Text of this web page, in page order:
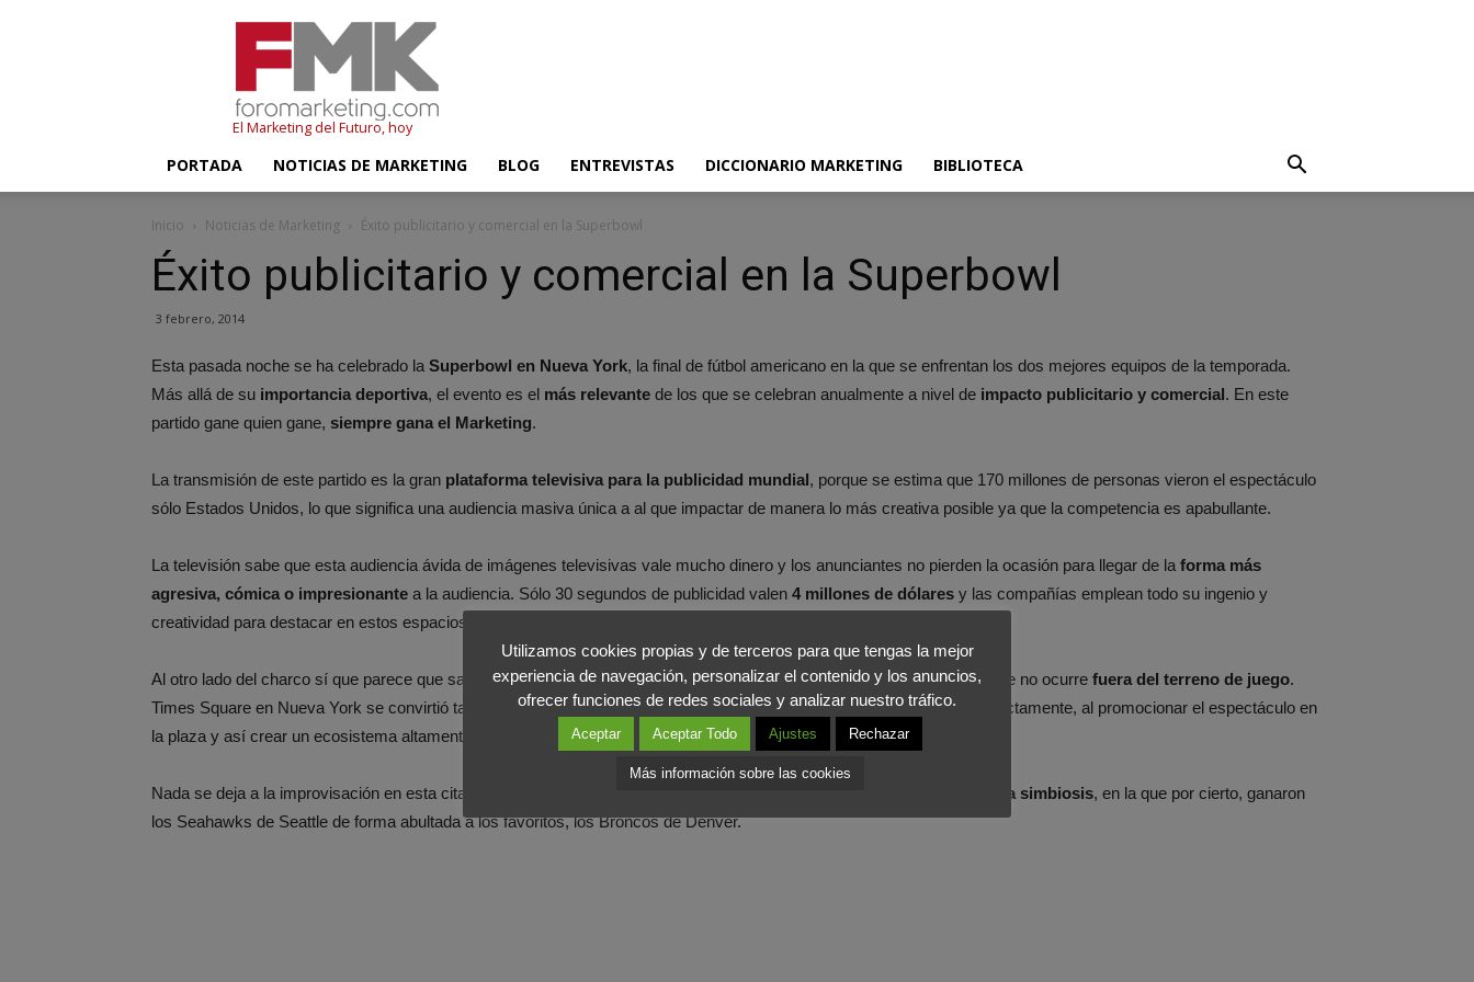
El Marketing del Futuro, hoy
PORTADA NOTICIAS DE MARKETING BLOG ENTREVISTAS DICCIONARIO MARKETING BIBLIOTECA
Inicio Noticias de Marketing Éxito publicitario y comercial en la Superbowl
Éxito publicitario y comercial en la Superbowl
3 febrero, 2014
Esta pasada noche se ha celebrado la Superbowl en Nueva York, la final de fútbol americano en la que se enfrentan los dos mejores equipos de la temporada.
Más allá de su importancia deportiva, el evento es el más relevante de los que se celebran anualmente a nivel de impacto publicitario y comercial. En este
partido gane quien gane, siempre gana el Marketing.
La transmisión de este partido es la gran plataforma televisiva para la publicidad mundial, porque se estima que 170 millones de personas vieron el espectáculo
sólo Estados Unidos, lo que significa una audiencia masiva única a al que impactar de manera lo más creativa posible ya que la competencia es apabullante.
La televisión sabe que esta audiencia ávida de imágenes televisivas vale mucho dinero y los anunciantes no pierden la ocasión para llegar de la forma más
agresiva, cómica o impresionante a la audiencia. Sólo 30 segundos de publicidad valen 4 millones de dólares y las compañías emplean todo su ingenio y
creatividad para destacar en estos espacios pagados a precio de oro, que se han convertido en un espectáculo en sí.
Al otro lado del charco sí que parece que saben hace las cosas, ya que le marketing es el auténtico motor de todo lo que no ocurre fuera del terreno de juego.
Times Square en Nueva York se convirtió también en otro epicentro de la celebración, algo que las marcas sabían perfectamente, al promocionar el espectáculo en
la plaza y así crear un ecosistema altamente rentable para las empresas.
Nada se deja a la improvisación en esta cita en la que la perfecta simbiosis, en la que por cierto, ganaron
los Seahawks de Seattle de forma abultada a los favoritos, los Broncos de Denver.
Utilizamos cookies propias y de terceros para que tengas la mejor
experiencia de navegación, personalizar el contenido y los anuncios,
ofrecer funciones de redes sociales y analizar nuestro tráfico.
Aceptar Aceptar Todo Ajustes Rechazar
Más información sobre las cookies